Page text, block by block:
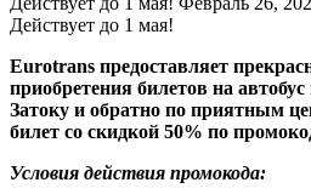
Действует до 1 мая!
Eurotrans предоставляет
приобретения билетов на
Затоку и обратно по приятным
билет со скидкой 50% по
Условия действия промокода: